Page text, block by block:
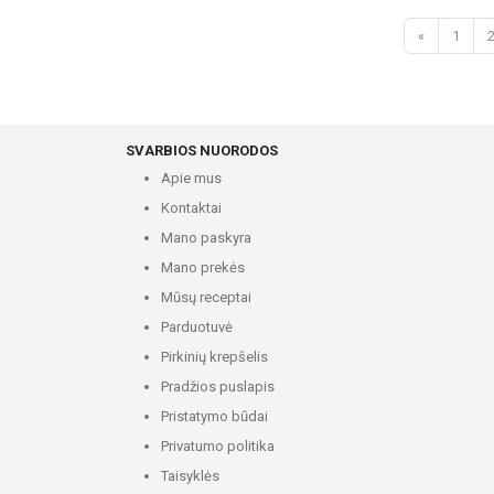
« 1 2
SVARBIOS NUORODOS
Apie mus
Kontaktai
Mano paskyra
Mano prekės
Mūsų receptai
Parduotuvė
Pirkinių krepšelis
Pradžios puslapis
Pristatymo būdai
Privatumo politika
Taisyklės